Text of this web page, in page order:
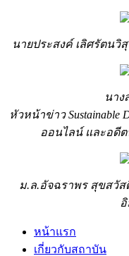
นายประสงค์ เลิศรัตนวิ
นาง
หัวหน้าข่าว
ออนไลน์ และอดี
ม.ล.อัจฉราพร สุขสวั
หน้าแรก
เกี่ยวกับสถาบัน